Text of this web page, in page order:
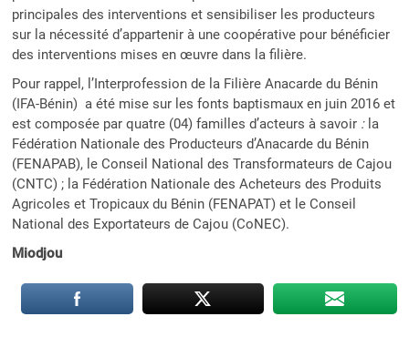
principales des interventions et sensibiliser les producteurs
sur la nécessité d’appartenir à une coopérative pour bénéficier
des interventions mises en œuvre dans la filière.
Pour rappel, l’Interprofession de la Filière Anacarde du Bénin
(IFA-Bénin) a été mise sur les fonts baptismaux en juin 2016 et
est composée par quatre (04) familles d’acteurs à savoir : la
Fédération Nationale des Producteurs d’Anacarde du Bénin
(FENAPAB), le Conseil National des Transformateurs de Cajou
(CNTC) ; la Fédération Nationale des Acheteurs des Produits
Agricoles et Tropicaux du Bénin (FENAPAT) et le Conseil
National des Exportateurs de Cajou (CoNEC).
Miodjou